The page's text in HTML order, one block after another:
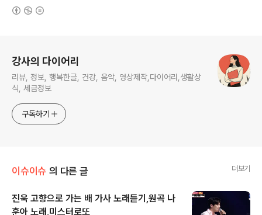
강사의 다이어리
리뷰, 정보, 행복한글, 건강, 음악, 영상제작,다이어리,생활상
식, 세금정보
구독하기
이슈이슈 의 다른 글 더보기
진욱 고향으로 가는 배 가사 노래듣기,원곡 나
훈아 노래,미스터로또